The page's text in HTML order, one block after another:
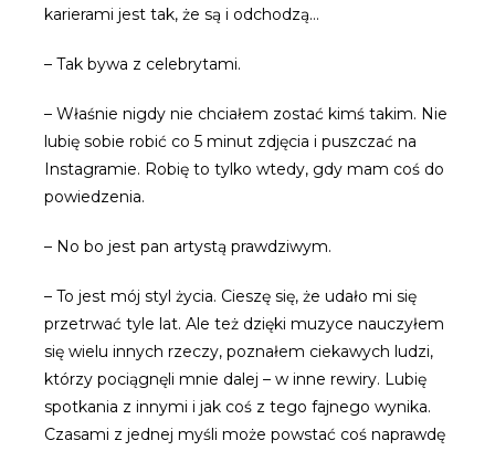
karierami jest tak, że są i odchodzą…
– Tak bywa z celebrytami.
– Właśnie nigdy nie chciałem zostać kimś takim. Nie
lubię sobie robić co 5 minut zdjęcia i puszczać na
Instagramie. Robię to tylko wtedy, gdy mam coś do
powiedzenia.
– No bo jest pan artystą prawdziwym.
– To jest mój styl życia. Cieszę się, że udało mi się
przetrwać tyle lat. Ale też dzięki muzyce nauczyłem
się wielu innych rzeczy, poznałem ciekawych ludzi,
którzy pociągnęli mnie dalej – w inne rewiry. Lubię
spotkania z innymi i jak coś z tego fajnego wynika.
Czasami z jednej myśli może powstać coś naprawdę